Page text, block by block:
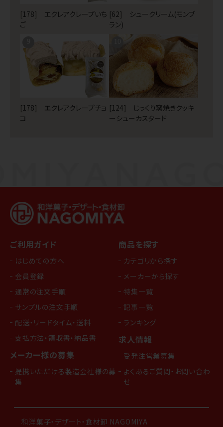
[178] エクレアクレープいち
ご
[62] シュークリーム(モンブ
ラン)
[178] エクレアクレープチョ
コ
[124] じっくり窯焼きクッキ
ーシューカスタード
ご利用ガイド
はじめての方へ
会員登録
通常の注文手順
サンプルの注文手順
配送・リードタイム・送料
支払方法・領収書・納品書
メーカー様の募集
提携いただける製造会社様の募
集
商品を探す
カテゴリから探す
メーカーから探す
特集一覧
記事一覧
ランキング
求人情報
受発注営業募集
よくあるご質問・お問い合わ
せ
和洋菓子・デザート・食材卸 NAGOMIYA